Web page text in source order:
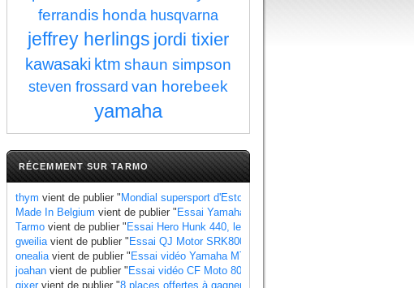
ferrandis honda husqvarna
jeffrey herlings jordi tixier
kawasaki ktm shaun simpson
steven frossard van horebeek
yamaha
RÉCEMMENT SUR TARMO
thym vient de publier " Mondial supersport d'Estoril : Manzi se rapproche du titre au
Made In Belgium vient de publier " Essai Yamaha Ténéré 700 World Raid, les points
Tarmo vient de publier " Essai Hero Hunk 440, les points à retenir
gweiliavient de publier " Essai QJ Motor SRK800, les points à retenir
onealiavient de publier " Essai vidéo Yamaha MT 07 2025 standard et Y AMT
joahan vient de publier " Essai vidéo CF Moto 800 MT X
gixervient de publier "8 places offertes à gagner pour le Grand Prix de France 2025